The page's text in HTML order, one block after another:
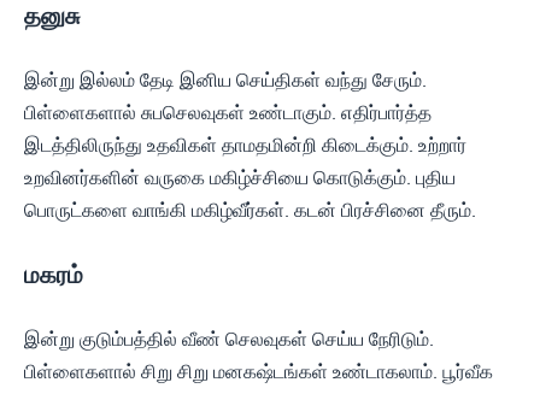
தனுசு
இன்று இல்லம் தேடி இனிய செய்திகள் வந்து சேரும்.
பிள்ளைகளால் சுபசெலவுகள் உண்டாகும். எதிர்பார்த்த
இடத்திலிருந்து உதவிகள் தாமதமின்றி கிடைக்கும். உற்றார்
உறவினர்களின் வருகை மகிழ்ச்சியை கொடுக்கும். புதிய
பொருட்களை வாங்கி மகிழ்வீர்கள். கடன் பிரச்சினை தீரும்.
மகரம்
இன்று குடும்பத்தில் வீண் செலவுகள் செய்ய நேரிடும்.
பிள்ளைகளால் சிறு சிறு மனகஷ்டங்கள் உண்டாகலாம். பூர்வீக